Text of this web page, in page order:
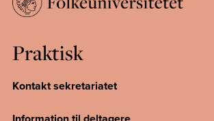
Praktisk
Kontakt sekretariatet